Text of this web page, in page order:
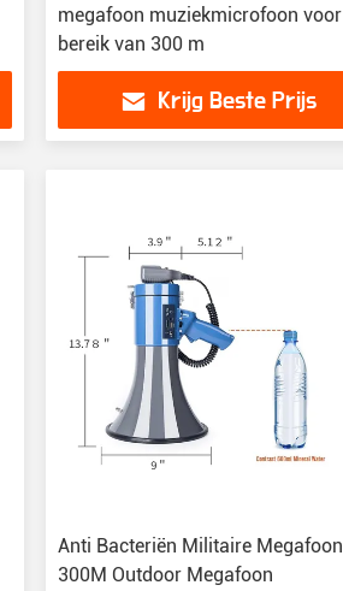
megafoon muziekmicrofoon voor
bereik van 300 m
Krijg Beste Prijs
Anti Bacteriën Militaire Megafoon
300M Outdoor Megafoon